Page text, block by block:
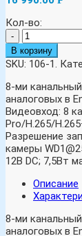
Кол-во:
-
В корзину
SKU: 106-1.
8-ми
аналоговых в
Видеовход: 8
Pro/H.265/
Разрешение
камеры
12В DC; 7,5Вт
Описание
8-ми
аналоговых в